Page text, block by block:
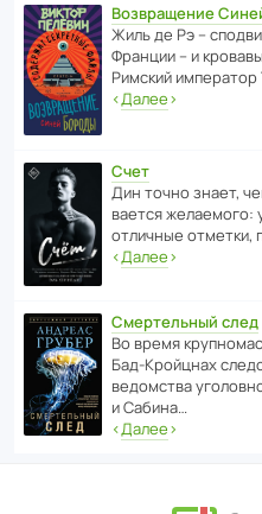
Возвращение
Жиль де Рэ –
Франции – и
Римский
‹Далее›
Счет
Дин точно знает,
ва­ется жела­е­мого:
отли­чные отметки,
‹Далее›
Смертельный след
Во время
Бад‑Крой­цнах
ведомства
и Сабина…
‹Далее›